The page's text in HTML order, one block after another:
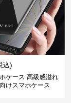
込)
ケース 高級感溢れ
けスマホケース